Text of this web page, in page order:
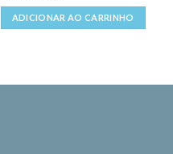
ADICIONAR AO CARRINHO